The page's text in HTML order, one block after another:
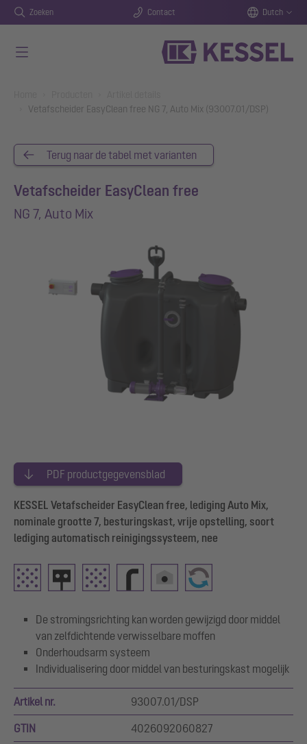
Zoeken Contact Dutch
Vetafscheider EasyClean free NG 7, Auto Mix (93007.01/DSP)
Terug naar de tabel met varianten
Vetafscheider EasyClean free
NG 7, Auto Mix
PDF productgegevensblad
KESSEL Vetafscheider EasyClean free, lediging Auto Mix,
nominale grootte 7, besturingskast, vrije opstelling, soort
lediging automatisch reinigingssysteem, nee
De stromingsrichting kan worden gewijzigd door middel
van zelfdichtende verwisselbare moffen
Onderhoudsarm systeem
Individualisering door middel van besturingskast mogelijk
Artikel nr. 93007.01/DSP
GTIN 4026092060827